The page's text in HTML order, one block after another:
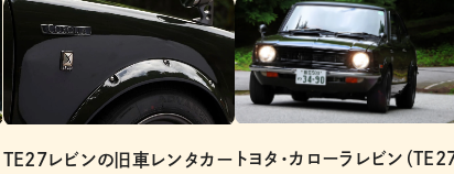
TE27レビンの旧車レンタカー トヨタ・カローラレビン（